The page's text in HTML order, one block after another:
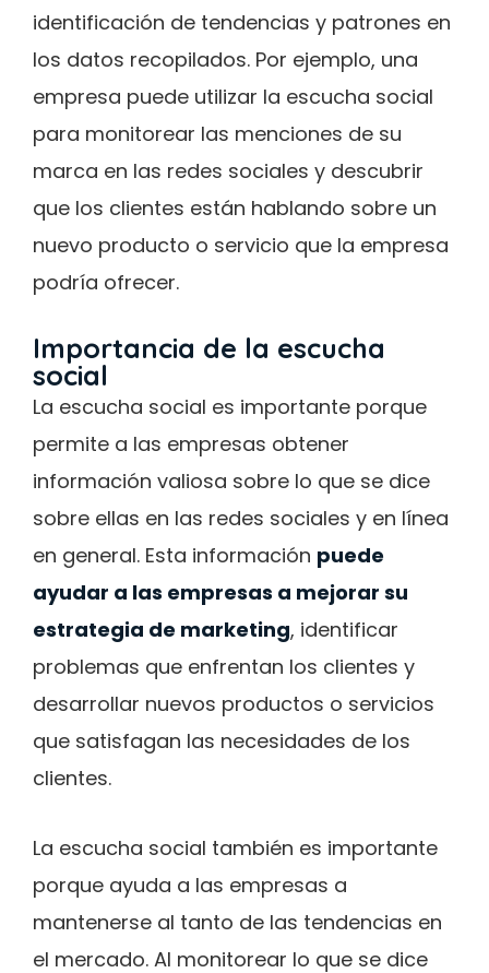
identificación de tendencias y patrones en
los datos recopilados. Por ejemplo, una
empresa puede utilizar la escucha social
para monitorear las menciones de su
marca en las redes sociales y descubrir
que los clientes están hablando sobre un
nuevo producto o servicio que la empresa
podría ofrecer.
Importancia de la escucha
social
La escucha social es importante porque
permite a las empresas obtener
información valiosa sobre lo que se dice
sobre ellas en las redes sociales y en línea
en general. Esta información puede
ayudar a las empresas a mejorar su
estrategia de marketing, identificar
problemas que enfrentan los clientes y
desarrollar nuevos productos o servicios
que satisfagan las necesidades de los
clientes.
La escucha social también es importante
porque ayuda a las empresas a
mantenerse al tanto de las tendencias en
el mercado. Al monitorear lo que se dice